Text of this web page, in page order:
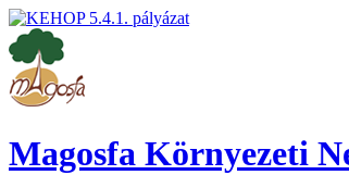
Magosfa Környezeti